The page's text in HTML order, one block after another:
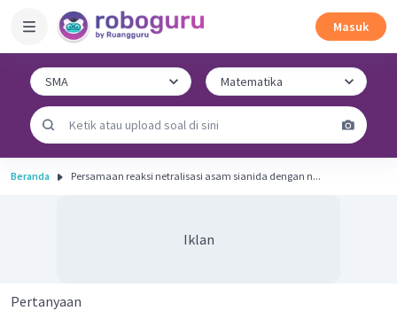
Masuk
Beranda Persamaan reaksi netralisasi asam sianida dengan n...
Iklan
Pertanyaan